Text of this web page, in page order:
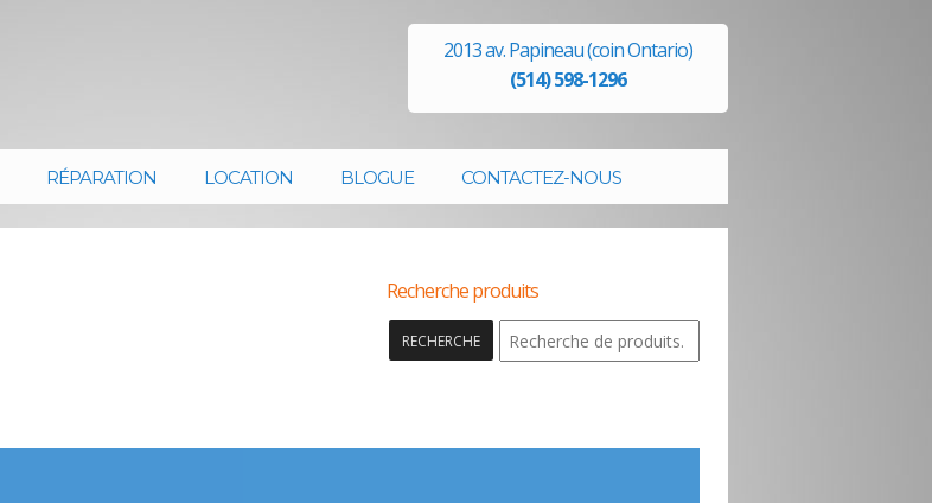
2013 av. Papineau (coin Ontario)
(514) 598-1296
RÉPARATION LOCATION BLOGUE CONTACTEZ-NOUS
Recherche produits
RECHERCHE